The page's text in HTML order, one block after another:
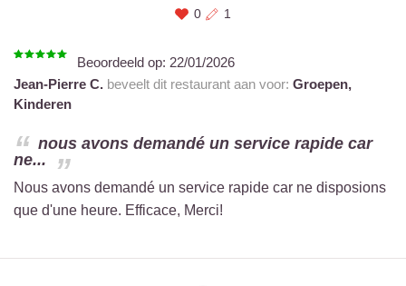
0 1
Beoordeeld op: 22/01/2026
Jean-Pierre C. beveelt dit restaurant aan voor: Groepen,
Kinderen
nous avons demandé un service rapide car
ne...
Nous avons demandé un service rapide car ne disposions
que d'une heure. Efficace, Merci!